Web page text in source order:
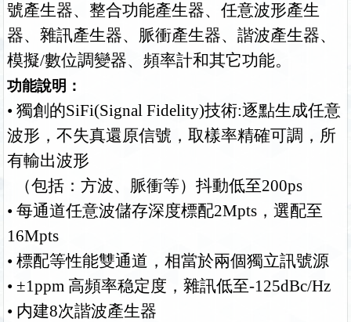
號產生器、整合功能產生器、任意波形產生
器、雜訊產生器、脈衝產生器、諧波產生器、
模擬/數位調變器、頻率計和其它功能。
功能說明：
• 獨創的SiFi(Signal Fidelity)技術:逐點生成任意
波形，不失真還原信號，取樣率精確可調，所
有輸出波形
（包括：方波、脈衝等）抖動低至200ps
• 每通道任意波儲存深度標配2Mpts，選配至
16Mpts
• 標配等性能雙通道，相當於兩個獨立訊號源
• ±1ppm 高頻率稳定度，雜訊低至-125dBc/Hz
• 内建8次諧波產生器